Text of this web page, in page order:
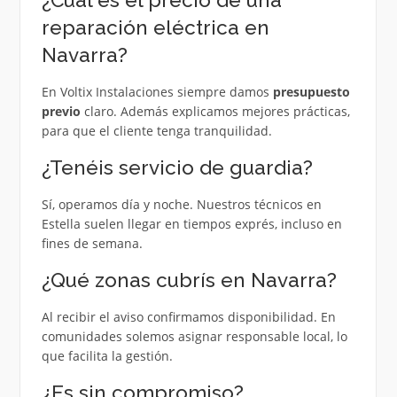
reparación eléctrica en
Navarra?
En Voltix Instalaciones siempre damos presupuesto
previo claro. Además explicamos mejores prácticas,
para que el cliente tenga tranquilidad.
¿Tenéis servicio de guardia?
Sí, operamos día y noche. Nuestros técnicos en
Estella suelen llegar en tiempos exprés, incluso en
fines de semana.
¿Qué zonas cubrís en Navarra?
Al recibir el aviso confirmamos disponibilidad. En
comunidades solemos asignar responsable local, lo
que facilita la gestión.
¿Es sin compromiso?